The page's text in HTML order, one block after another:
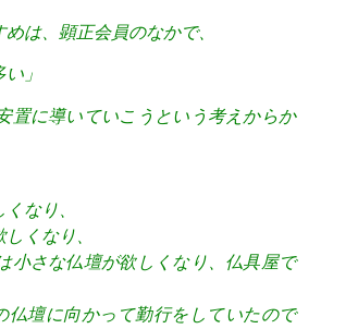
は、顕正会員のなかで、
」
置に導いていこうという考えからか
なり、
くなり、
小さな仏壇が欲しくなり、仏具屋で
壇に向かって勤行をしていたので